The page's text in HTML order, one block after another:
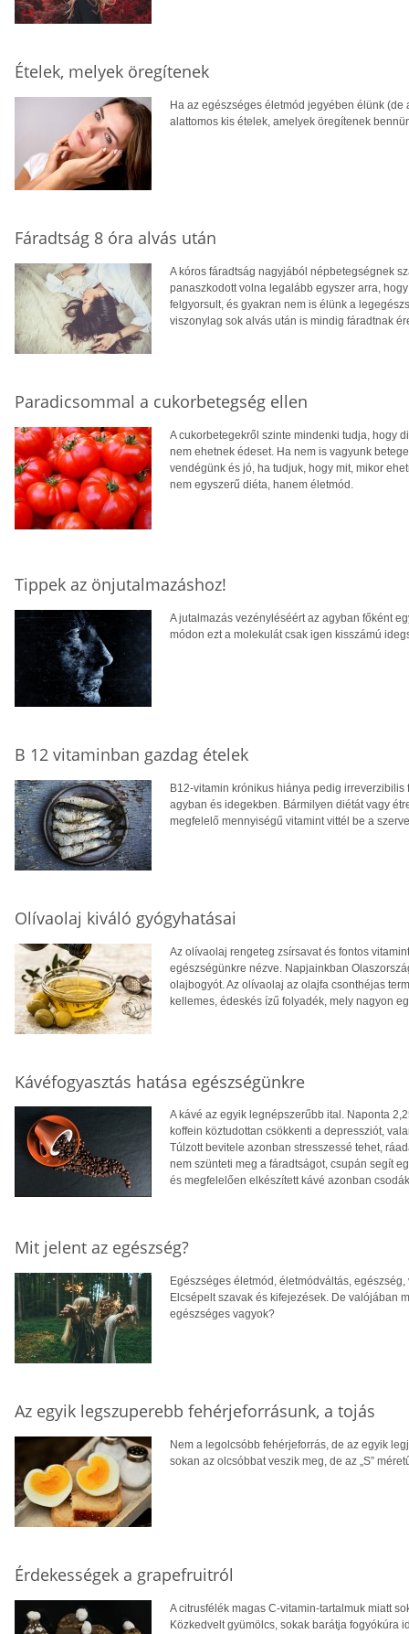
Ételek, melyek öregítenek
Ha az egészséges életmód jegyében élünk
alattomos kis ételek, amelyek öregítenek
Fáradtság 8 óra alvás után
A kóros fáradtság nagyjából népbetegségnek
panaszkodott volna legalább egyszer arra,
felgyorsult, és gyakran nem is élünk a
viszonylag sok alvás után is mindig fáradtnak
Paradicsommal a cukorbetegség ellen
A cukorbetegekről szinte mindenki tudja, hogy
nem ehetnek édeset. Ha nem is vagyunk
vendégünk és jó, ha tudjuk, hogy mit, mikor
nem egyszerű diéta, hanem életmód.
Tippek az önjutalmazáshoz!
A jutalmazás vezényléséért az agyban főként
módon ezt a molekulát csak igen kisszámú
B 12 vitaminban gazdag ételek
B12-vitamin krónikus hiánya pedig
agyban és idegekben. Bármilyen diétát vagy
megfelelő mennyiségű vitamint vittél be a
Olívaolaj kiváló gyógyhatásai
Az olívaolaj rengeteg zsírsavat és fontos
egészségünkre nézve. Napjainkban
olajbogyót. Az olívaolaj az olajfa csonthéjas
kellemes, édeskés ízű folyadék, mely nagyon
Kávéfogyasztás hatása egészségünkre
A kávé az egyik legnépszerűbb ital. Naponta
koffein köztudottan csökkenti a depressziót,
Túlzott bevitele azonban stresszessé tehet,
nem szünteti meg a fáradtságot, csupán segít
és megfelelően elkészített kávé azonban
Mit jelent az egészség?
Egészséges életmód, életmódváltás,
Elcsépelt szavak és kifejezések. De valójában
egészséges vagyok?
Az egyik legszuperebb fehérjeforrásunk, a tojás
Nem a legolcsóbb fehérjeforrás, de az egyik
sokan az olcsóbbat veszik meg, de az „S”
Érdekességek a grapefruitról
A citrusfélék magas C-vitamin-tartalmuk miatt
Közkedvelt gyümölcs, sokak barátja fogyókúra